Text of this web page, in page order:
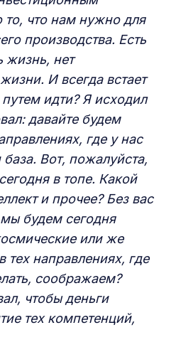
что нам нужно для
производства. Есть
жизнь, нет
И всегда встает
идти? Я исходил
давайте будем
где у нас
Вот, пожалуйста,
в топе. Какой
и прочее? Без вас
будем сегодня
или же
тех направлениях, где
соображаем?
чтобы деньги
тех компетенций,